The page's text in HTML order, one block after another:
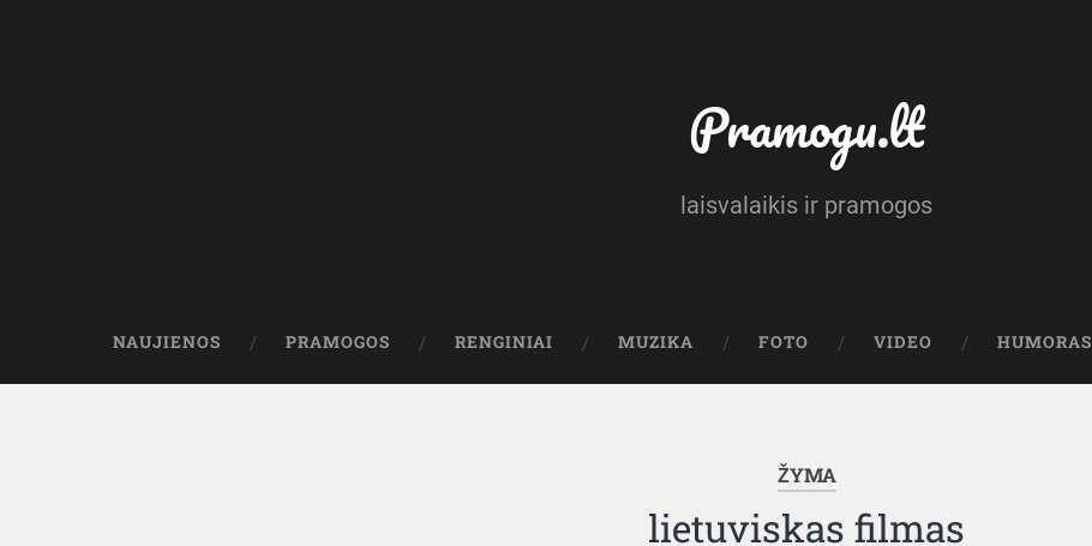
Pramogu.lt
laisvalaikis ir pramogos
NAUJIENOS PRAMOGOS RENGINIAI MUZIKA FOTO VIDEO HUMORAS
ŽYMA
lietuviskas filmas